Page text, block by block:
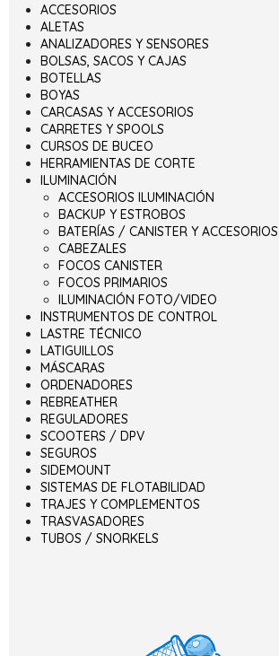
ACCESORIOS
ALETAS
ANALIZADORES Y SENSORES
BOLSAS, SACOS Y CAJAS
BOTELLAS
BOYAS
CARCASAS Y ACCESORIOS
CARRETES Y SPOOLS
CURSOS DE BUCEO
HERRAMIENTAS DE CORTE
ILUMINACIÓN
ACCESORIOS ILUMINACIÓN
BACKUP Y ESTROBOS
BATERÍAS / CANISTER Y ACCESORIOS
CABEZALES
FOCOS CANISTER
FOCOS PRIMARIOS
ILUMINACIÓN FOTO/VIDEO
INSTRUMENTOS DE CONTROL
LASTRE TÉCNICO
LATIGUILLOS
MÁSCARAS
ORDENADORES
REBREATHER
REGULADORES
SCOOTERS / DPV
SEGUROS
SIDEMOUNT
SISTEMAS DE FLOTABILIDAD
TRAJES Y COMPLEMENTOS
TRASVASADORES
TUBOS / SNORKELS